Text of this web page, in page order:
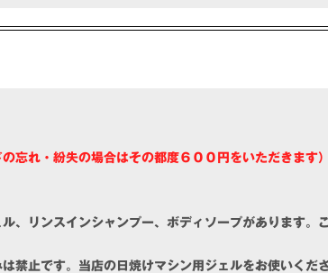
の忘れ・紛失の場合はその都度６００円をいただきます）
、リンスインシャンプー、ボディソープがあります。
禁止です。当店の日焼けマシン用ジェルをお使いくださ